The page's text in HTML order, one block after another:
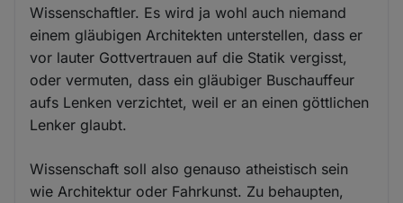
Wissenschaftler. Es wird ja wohl auch niemand
einem gläubigen Architekten unterstellen, dass er
vor lauter Gottvertrauen auf die Statik vergisst,
oder vermuten, dass ein gläubiger Buschauffeur
aufs Lenken verzichtet, weil er an einen göttlichen
Lenker glaubt.
Wissenschaft soll also genauso atheistisch sein
wie Architektur oder Fahrkunst. Zu behaupten,